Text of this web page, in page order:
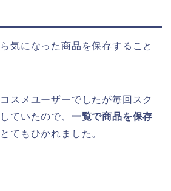
気になった商品を保存すること
スメユーザーでしたが毎回スク
ていたので、 一覧で商品を保存
てもひかれました。